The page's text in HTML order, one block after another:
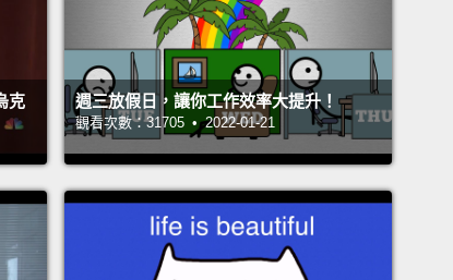
克
週三放假日，讓你工作效率大提升！
觀看次數：31705 • 2022-01-21